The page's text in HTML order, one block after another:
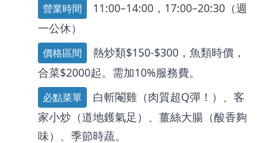
營業時間
11:00–14:00，17:00–20:30（週
一公休）
價格區間
熱炒類$150-$300，魚類時價，
合菜$2000起。需加10%服務費。
必點菜單
白斬閹雞（肉質超Q彈！）、客
家小炒（道地鑊氣足）、薑絲大腸（酸香夠
味）、季節時蔬。